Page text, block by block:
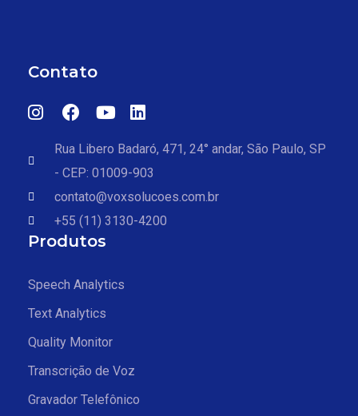
Contato
Rua Libero Badaró, 471, 24° andar, São Paulo, SP
- CEP: 01009-903
contato@voxsolucoes.com.br
+55 (11) 3130-4200
Produtos
Speech Analytics
Text Analytics
Quality Monitor
Transcrição de Voz
Gravador Telefônico